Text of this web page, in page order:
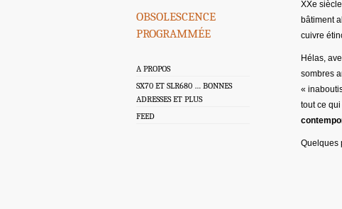
obsolescence
programmée
A PROPOS
SX70 ET SLR680 … BONNES
ADRESSES ET PLUS
FEED
XXe
bâtiment
cuivre
Hélas,
sombres
«
tout ce
Quelques